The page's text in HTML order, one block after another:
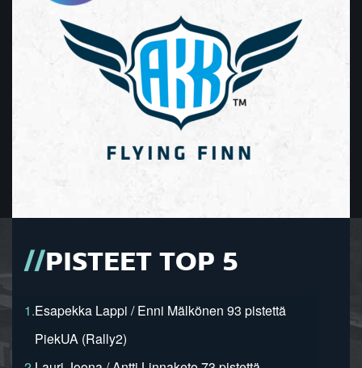
PISTEET TOP 5
1.Esapekka Lappi / Enni Mälkönen 93 pistettä
PiekUA (Rally2)